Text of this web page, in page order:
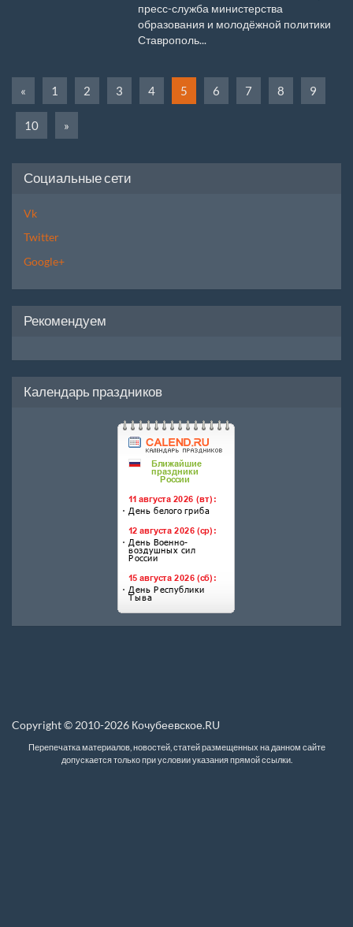
пресс-служба министерства
образования и молодёжной политики
Ставрополь...
« 1 2 3 4 5 6 7 8 9
10 »
Социальные сети
Vk
Twitter
Google+
Рекомендуем
Календарь праздников
Copyright © 2010-2026 Кочубеевское.RU
Перепечатка материалов, новостей, статей размещенных на данном сайте
допускается только при условии указания прямой ссылки.